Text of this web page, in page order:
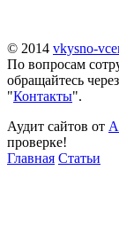
© 2014 vkysno-
По вопросам
обращайтесь
"Контакты".
Аудит сайтов от
проверке!
Главная Статьи